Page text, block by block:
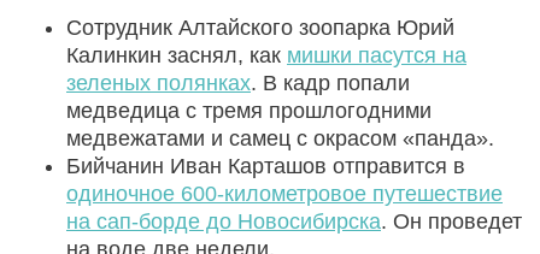
Сотрудник Алтайского зоопарка Юрий
Калинкин заснял, как мишки пасутся на
зеленых полянках. В кадр попали
медведица с тремя прошлогодними
медвежатами и самец с окрасом «панда».
Бийчанин Иван Карташов отправится в
одиночное 600-километровое путешествие
на сап-борде до Новосибирска. Он проведет